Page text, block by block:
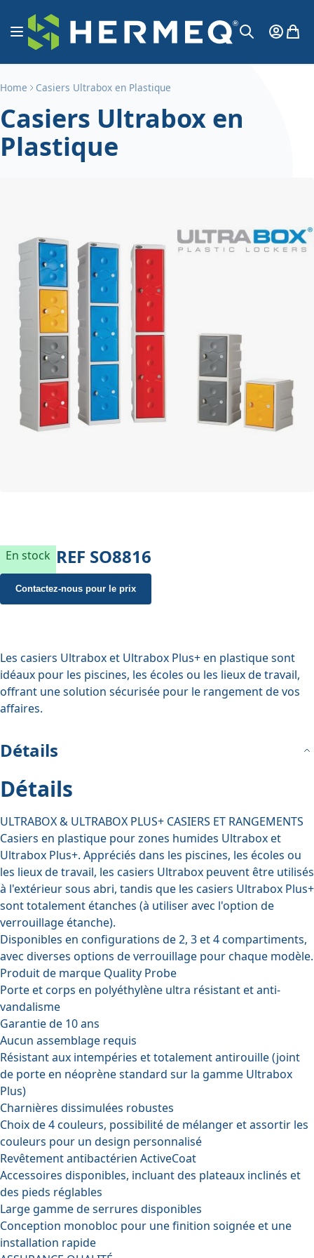
Aller au contenu
Affichage navigation
MonMon
Home Casiers Ultrabox en Plastique
Casiers Ultrabox en
Plastique
En stock REF SO8816
Contactez-nous pour le prix
Les casiers Ultrabox et Ultrabox Plus+ en plastique sont
idéaux pour les piscines, les écoles ou les lieux de travail,
offrant une solution sécurisée pour le rangement de vos
affaires.
Détails
Détails
ULTRABOX & ULTRABOX PLUS+ CASIERS ET RANGEMENTS
Casiers en plastique pour zones humides Ultrabox et
Ultrabox Plus+. Appréciés dans les piscines, les écoles ou
les lieux de travail, les casiers Ultrabox peuvent être utilisés
à l'extérieur sous abri, tandis que les casiers Ultrabox Plus+
sont totalement étanches (à utiliser avec l'option de
verrouillage étanche).
Disponibles en configurations de 2, 3 et 4 compartiments,
avec diverses options de verrouillage pour chaque modèle.
Produit de marque Quality Probe
Porte et corps en polyéthylène ultra résistant et anti-
vandalisme
Garantie de 10 ans
Aucun assemblage requis
Résistant aux intempéries et totalement antirouille (joint
de porte en néoprène standard sur la gamme Ultrabox
Plus)
Charnières dissimulées robustes
Choix de 4 couleurs, possibilité de mélanger et assortir les
couleurs pour un design personnalisé
Revêtement antibactérien ActiveCoat
Accessoires disponibles, incluant des plateaux inclinés et
des pieds réglables
Large gamme de serrures disponibles
Conception monobloc pour une finition soignée et une
installation rapide